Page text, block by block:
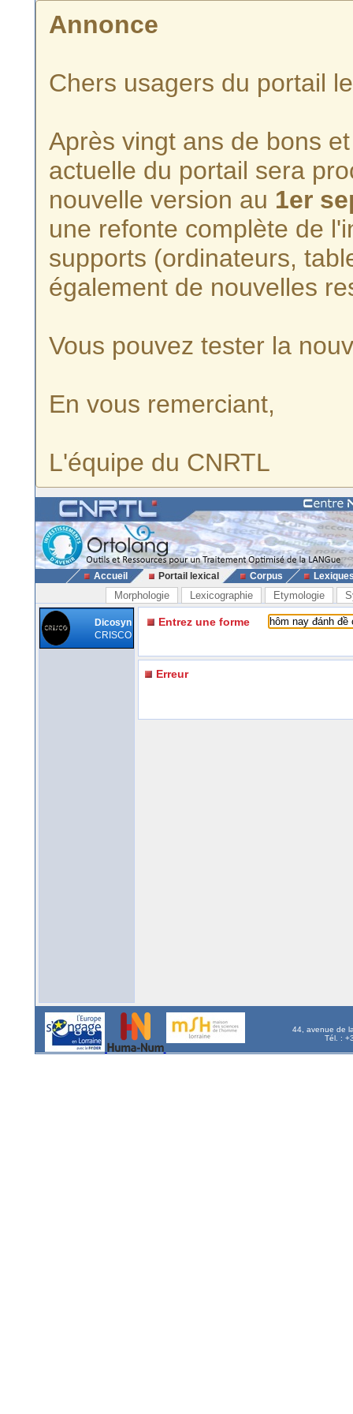
Annonce
Chers usagers du portail
Après vingt ans de bons
actuelle du portail sera
nouvelle version au 1er
une refonte complète de
supports (ordinateurs,
également de nouvelles
Vous pouvez tester la
En vous remerciant,
L'équipe du CNRTL
Accueil Portail lexical Corpus
Morphologie Lexicographie Etymologie
Dicosyn
CRISCO
Entrez une forme
Erreur
44, avenue de
Tél. :